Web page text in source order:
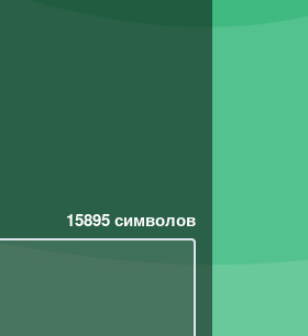
15895символов